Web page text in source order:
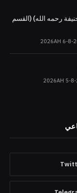
رحمه الله) (القسم